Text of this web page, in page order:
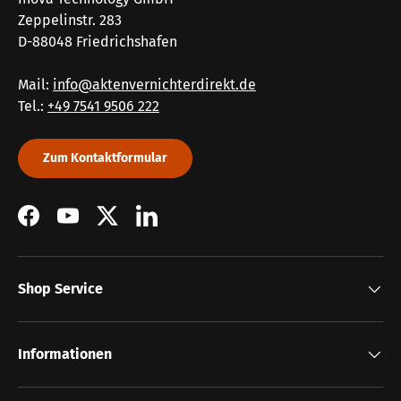
Zeppelinstr. 283
D-88048 Friedrichshafen
Mail: info@aktenvernichterdirekt.de
Tel.: +49 7541 9506 222
Zum Kontaktformular
FacebookYouTubeTwitterLinkedIn
Shop Service
Informationen